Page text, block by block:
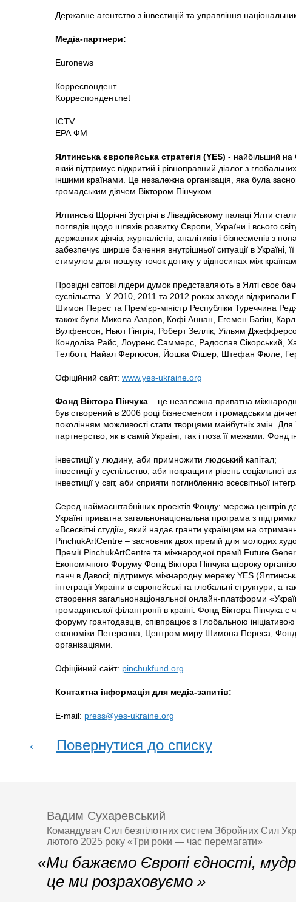
Державне агентство з інвестицій та управління
Медіа-партнери:
Euronews
Корреспондент
Kорреспондент.net
ICTV
ЕРА ФМ
Ялтинська європейська стратегія (YES) - найбільший на
який підтримує відкритий і рівноправний діалог з
іншими країнами. Це незалежна організація, яка була
громадським діячем Віктором Пінчуком.
Ялтинські Щорічні Зустрічі в Лівадійському палаці Ялти
поглядів щодо шляхів розвитку Європи, України і всього
державних діячів, журналістів, аналітиків і бізнесменів з
забезпечує ширше бачення внутрішньої ситуації в Україні,
стимулом для пошуку точок дотику у відносинах між
Провідні світові лідери думок представляють в Ялті своє
суспільства. У 2010, 2011 та 2012 роках заходи
Шимон Перес та Прем'єр-міністр Республіки Туреччина
також були Микола Азаров, Кофі Аннан, Егемен Багіш,
Вулфенсон, Ньют Ґінгріч, Роберт Зеллік, Уільям
Кондоліза Райс, Лоуренс Саммерс, Радослав Сікорський,
Телботт, Найал Фергюсон, Йошка Фішер, Штефан Фюле,
Офіційний сайт: www.yes-ukraine.org
Фонд Віктора Пінчука – це незалежна приватна
був створений в 2006 році бізнесменом і громадським
поколінням можливості стати творцями майбутніх змін. Для
партнерство, як в самій Україні, так і поза її межами. Фонд
інвестиції у людину, аби примножити людський капітал;
інвестиції у суспільство, аби покращити рівень соціальної
інвестиції у світ, аби сприяти поглибленню всесвітньої
Серед наймасштабніших проектів Фонду: мережа центрів
Україні приватна загальнонаціональна програма з
«Всесвітні студії», який надає гранти українцям на
PinchukArtCentre – засновник двох премій для молодих
Премії PinchukArtCentre та міжнародної премії Future
Економічного Форуму Фонд Віктора Пінчука щороку
ланч в Давосі; підтримує міжнародну мережу YES
інтеграції України в європейські та глобальні структури, а
створення загальнонаціональної онлайн-платформи
громадянської філантропії в країні. Фонд Віктора Пінчука
форуму грантодавців, співпрацює з Глобальною
економіки Петерсона, Центром миру Шимона Переса,
організаціями.
Офіційний сайт: pinchukfund.org
Контактна інформація для медіа-запитів:
E-mail: press@yes-ukraine.org
← Повернутися до списку
Вадим Сухаревський
Командувач Сил безпілотних систем Збройних Сил
лютого 2025 року «Три роки — час перемагати»
«Ми бажаємо Європі єдності,
це ми розраховуємо »